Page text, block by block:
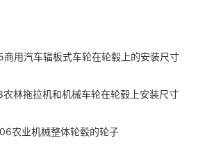
汽车辐板式车轮在轮毂上的安装尺寸
拖拉机和机械车轮在轮毂上安装尺寸
业机械整体轮毂的轮子